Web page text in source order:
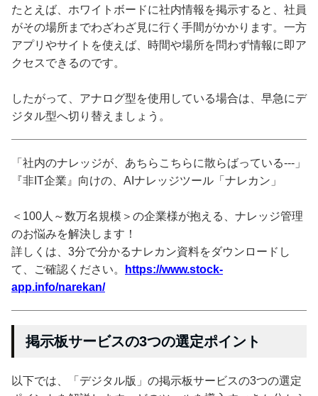
たとえば、ホワイトボードに社内情報を掲示すると、社員
がその場所までわざわざ見に行く手間がかかります。一方
アプリやサイトを使えば、時間や場所を問わず情報に即ア
クセスできるのです。
したがって、アナログ型を使用している場合は、早急にデ
ジタル型へ切り替えましょう。
「社内のナレッジが、あちらこちらに散らばっている---」
『非IT企業』向けの、AIナレッジツール「ナレカン」
＜100人～数万名規模＞の企業様が抱える、ナレッジ管理
のお悩みを解決します！
詳しくは、3分で分かるナレカン資料をダウンロードし
て、ご確認ください。
https://www.stock-
app.info/narekan/
掲示板サービスの3つの選定ポイント
以下では、「デジタル版」の掲示板サービスの3つの選定